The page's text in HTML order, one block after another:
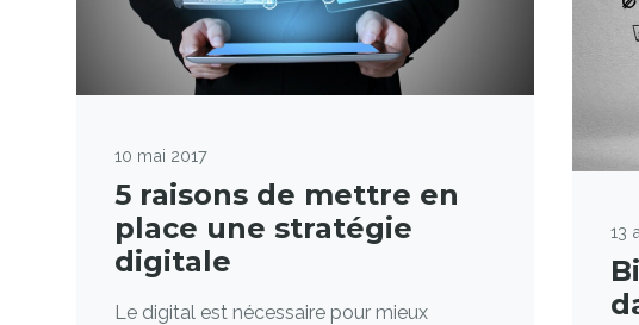
10 mai 2017
5 raisons de mettre en
place une stratégie
digitale
Le digital est nécessaire pour mieux
13